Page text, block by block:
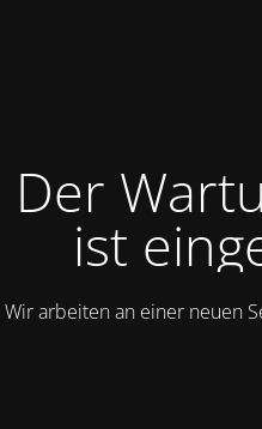
Der
ist
Wir arbeiten an einer neuen